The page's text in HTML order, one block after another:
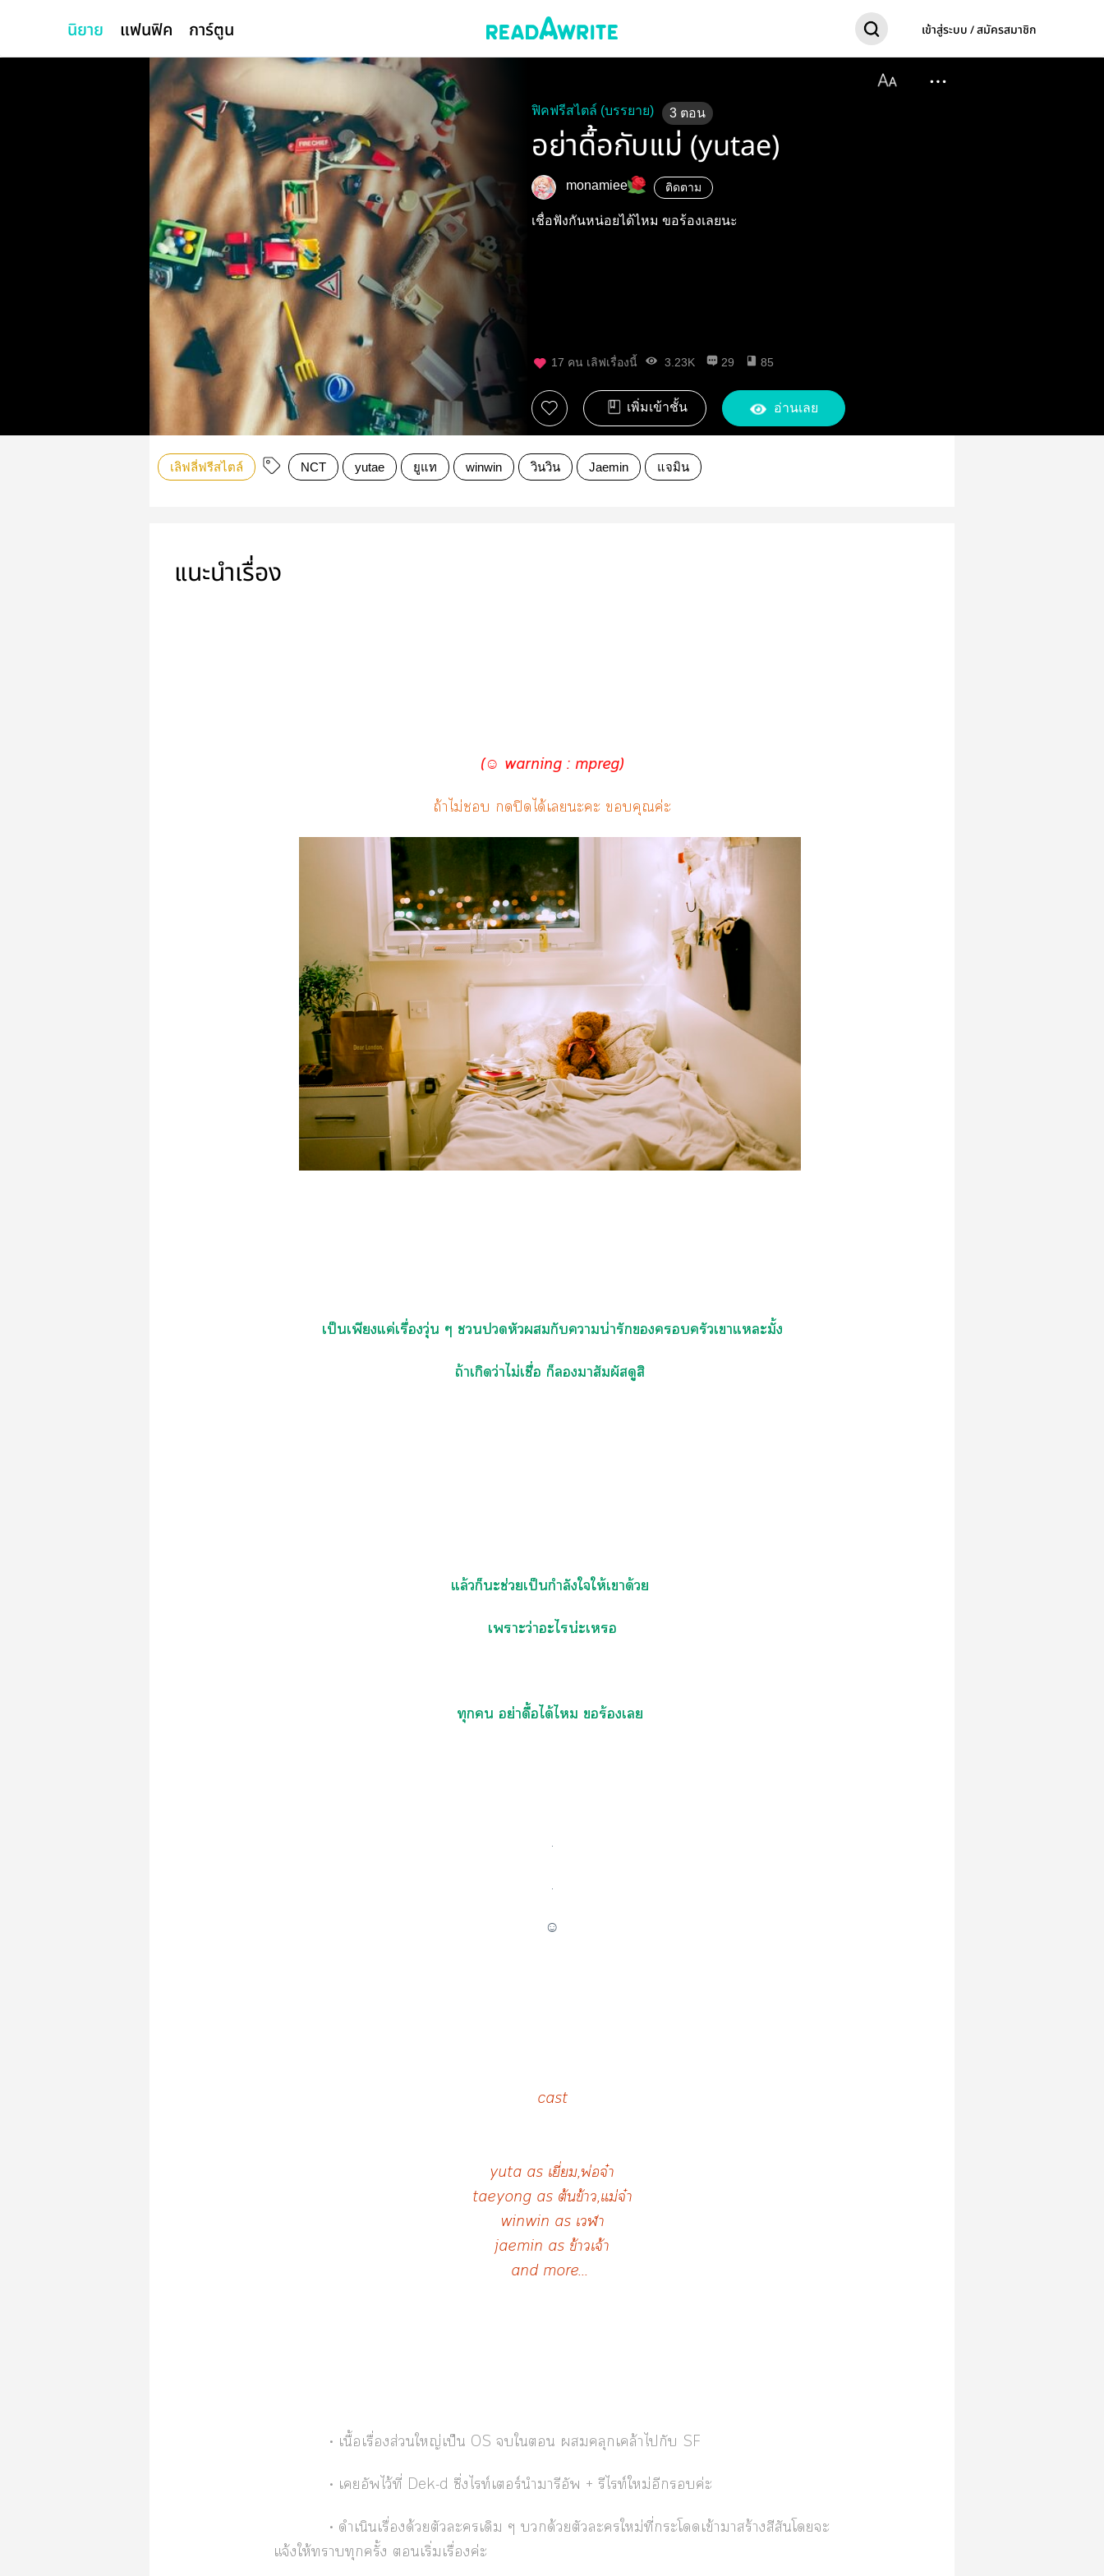
นิยาย แฟนฟิค การ์ตูน เข้าสู่ระบบ / สมัครสมาชิก
ฟิคฟรีสไตล์ (บรรยาย) 3 ตอน
อย่าดื้อกับแม่ (yutae)
monamiee ติดตาม
เชื่อฟังกันหน่อยได้ไหม ขอร้องเลยนะ
17 คน เลิฟเรื่องนี้ 3.23K 29 85
เพิ่มเข้าชั้น อ่านเลย
เลิฟลี่ฟรีสไตล์ NCT yutae ยูแท winwin วินวิน Jaemin แจมิน
แนะนำเรื่อง
(☺ warning : mpreg)
ถ้าไม่ ปิดได้เะะ คุณค่ะ
เป็นเพียงแค่เรื่องวุ่น ๆ หัวกับาน่ารักครัวเาแะมั้ง
ถ้าเกิดว่าไม่เชื่อ ก็มาสัมผัสดูสิ
แล้วก็ะช่วยเป็นกำลังใให้เาด้วย
เาะว่าะไน่ะเ
ทุก อย่าดื้อได้ไ ร้องเ
.
.
☺
cast
yuta as เยี่ยม,พ่อจ๋า
taeyong as ต้นข้าว,แม่จ๋า
winwin as เวฬา
jaemin as ข้าวเจ้า
and more...
• เนื้อเรื่องส่วนใหญ่เป็น OS ใ คลุกเคล้าไกับ SF
• เอัพไว้ที่ Dek-d ซึ่งไท์เอร์นำมารีอัพ + รีไท์ใหม่อีกค่ะ
• ดำเนินเรื่องด้วยตัวะเดิม ๆ ด้วยตัวะใหม่ที่ะโเข้าาร้างสีสันโะ
แจ้งให้าทุกครั้ง เริ่มเรื่องค่ะ